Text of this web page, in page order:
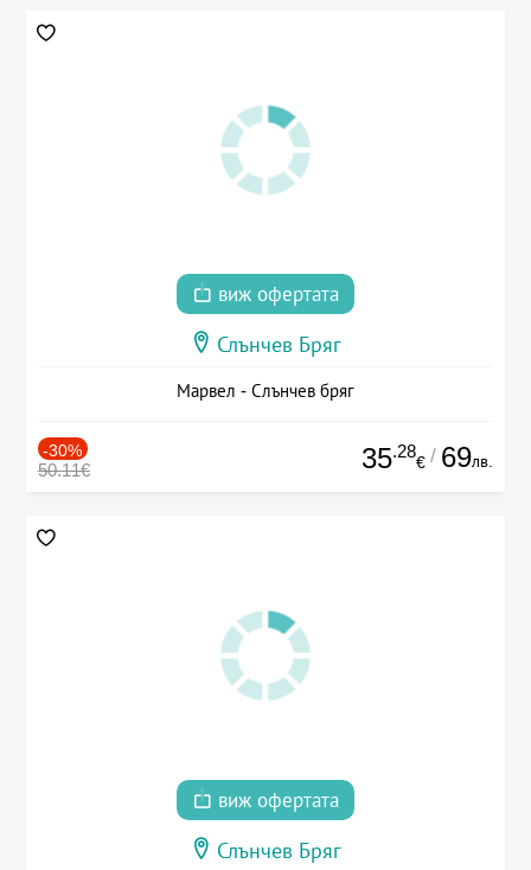
виж офертата
Слънчев Бряг
Марвел - Слънчев бряг
-30%
50.11€ 35.28
€ / 69лв.
виж офертата
Слънчев Бряг